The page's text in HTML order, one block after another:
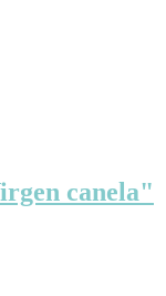
canela"